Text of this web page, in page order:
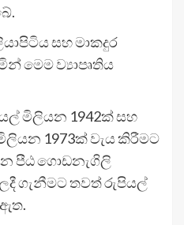
සහ මාකදුර
මෙම ව්‍යාපෘතිය
මිලියන 1942ක් සහ
1973ක් වැය කිරීමට
පීඨ ගොඩනැගිලි
ගැනීමට තවත් රුපියල්